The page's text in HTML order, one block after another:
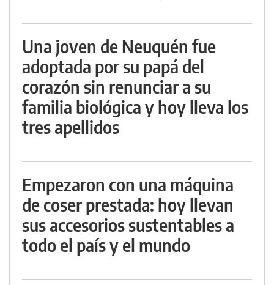
Una joven de Neuquén fue
adoptada por su papá del
corazón sin renunciar a su
familia biológica y hoy lleva los
tres apellidos
Empezaron con una máquina
de coser prestada: hoy llevan
sus accesorios sustentables a
todo el país y el mundo